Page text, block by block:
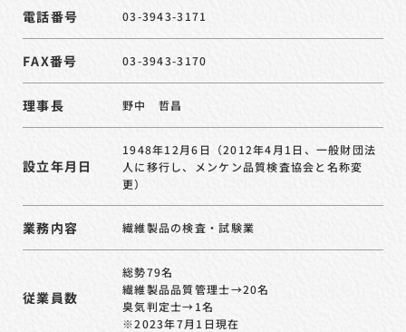
電話番号 03-3943-3171
FAX番号 03-3943-3170
理事長 野中 哲昌
設立年月日
1948年12月6日（2012年4月1日、一般財団法
人に移行し、メンケン品質検査協会と名称変
更）
業務内容 繊維製品の検査・試験業
従業員数
総勢79名
繊維製品品質管理士→20名
臭気判定士→1名
※2023年7月1日現在